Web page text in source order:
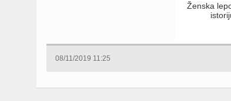
Ženska
08/11/2019 11:25